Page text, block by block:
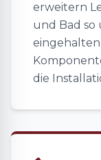
erweitern
und Bad so
die